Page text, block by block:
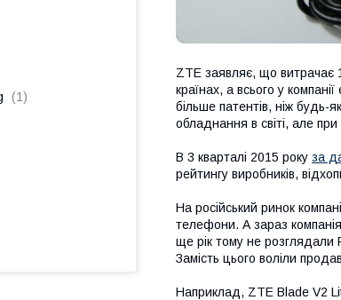
ZTE заявляє, що витрачає
країнах, а всього у
більше патентів, ніж будь-
обладнання в світі, але
В 3 кварталі 2015 року за
рейтингу виробників,
На російський ринок
телефони. А зараз
ще рік тому не розглядали
Замість цього воліли
Наприклад, ZTE Blade V2
1